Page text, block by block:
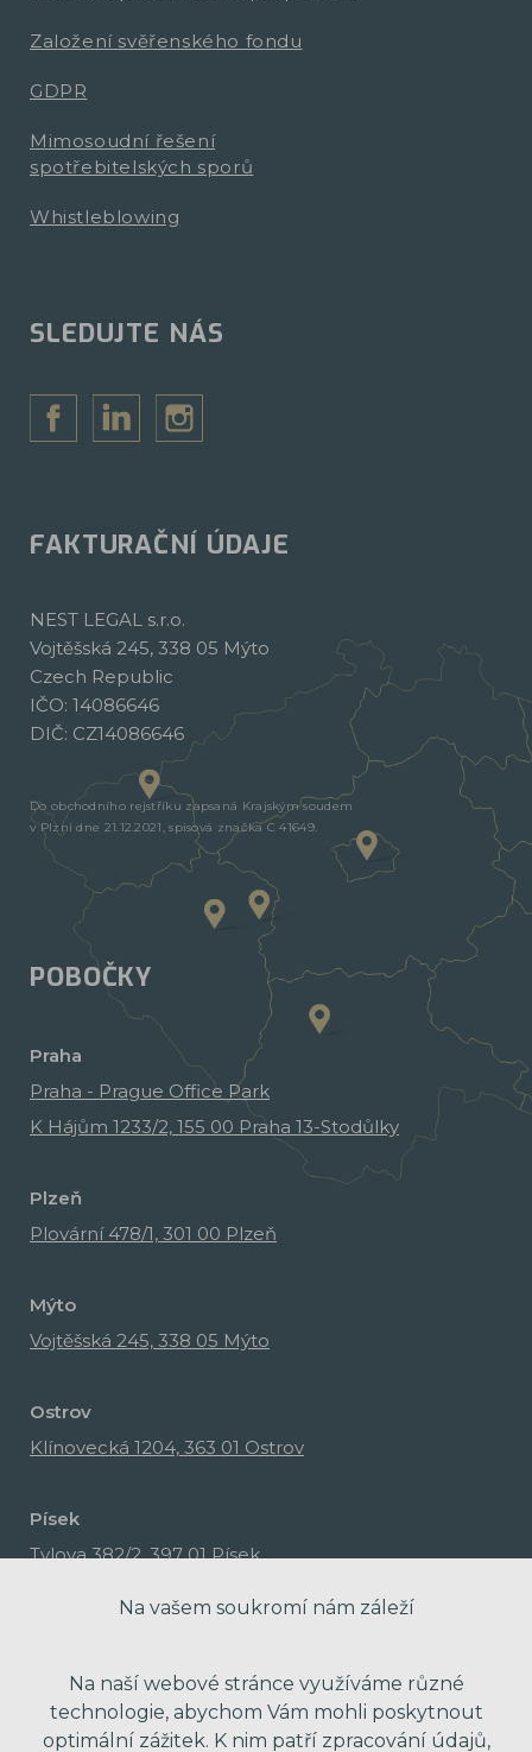
Založení svěřenského fondu
GDPR
Mimosoudní řešení
spotřebitelských sporů
Whistleblowing
SLEDUJTE NÁS
FAKTURAČNÍ ÚDAJE
NEST LEGAL s.r.o.
Vojtěšská 245, 338 05 Mýto
Czech Republic
IČO: 14086646
DIČ: CZ14086646
Do obchodního rejstříku zapsaná Krajským soudem
v Plzni dne 21.12.2021, spisová značka C 41649.
POBOČKY
Praha
Praha - Prague Office Park
K Hájům 1233/2, 155 00 Praha 13-Stodůlky
Plzeň
Plovární 478/1, 301 00 Plzeň
Mýto
Vojtěšská 245, 338 05 Mýto
Ostrov
Klínovecká 1204, 363 01 Ostrov
Písek
Tylova 382/2, 397 01 Písek
Na vašem soukromí nám záleží
Na naší webové stránce využíváme různé
technologie, abychom Vám mohli poskytnout
optimální zážitek. K nim patří zpracování údajů,